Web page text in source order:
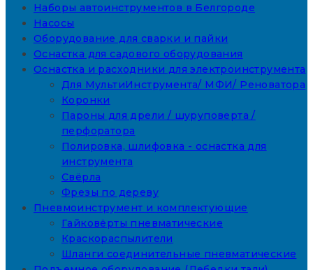
Наборы автоинструментов в Белгороде
Насосы
Оборудование для сварки и пайки
Оснастка для садового оборудования
Оснастка и расходники для электроинструмента
Для МультиИнструмента/ МФИ/ Реноватора
Коронки
Пароны для дрели / шуруповерта /
перфоратора
Полировка, шлифовка - оснастка для
инструмента
Свёрла
Фрезы по дереву
Пневмоинструмент и комплектующие
Гайковёрты пневматические
Краскораспылители
Шланги соединительные пневматические